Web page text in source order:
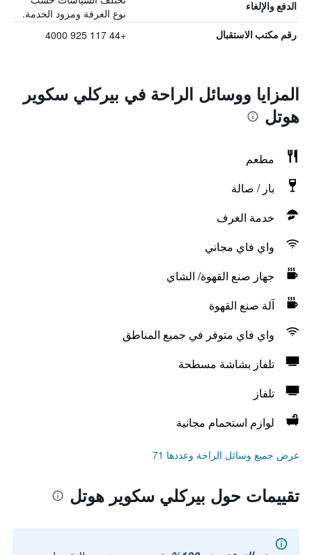
الدفع والإلغاء
نوع الغرفة ومزود الخدمة.
رقم مكتب الاستقبال +44 117 925 4000
المزايا ووسائل الراحة في بيركلي سكوير
هوتل
مطعم
بار / صالة
خدمة الغرف
واي فاي مجاني
جهاز صنع القهوة/ الشاي
آلة صنع القهوة
واي فاي متوفر في جميع المناطق
تلفاز بشاشة مسطحة
تلفاز
لوازم استحمام مجانية
عرض جميع وسائل الراحة وعددها 71
تقييمات حول بيركلي سكوير هوتل